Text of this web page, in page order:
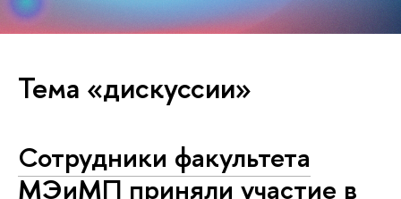
Тема «дискуссии»
Сотрудники факультета
МЭиМП приняли участие в